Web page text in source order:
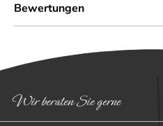
Bewertungen
Wir beraten Sie gerne